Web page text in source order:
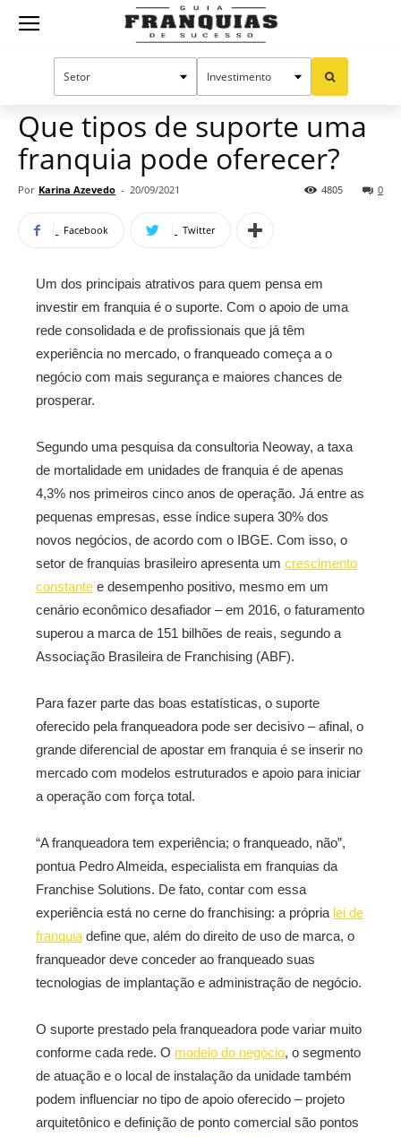
Guia
Dicas para franqueados
Que tipos de suporte uma
franquia pode oferecer?
Por Karina Azevedo - 20/09/2021 0
4805
Facebook Twitter
Um dos principais atrativos para quem pensa em
investir em franquia é o suporte. Com o apoio de uma
rede consolidada e de profissionais que já têm
experiência no mercado, o franqueado começa a o
negócio com mais segurança e maiores chances de
prosperar.
Segundo uma pesquisa da consultoria Neoway, a taxa
de mortalidade em unidades de franquia é de apenas
4,3% nos primeiros cinco anos de operação. Já entre as
pequenas empresas, esse índice supera 30% dos
novos negócios, de acordo com o IBGE. Com isso, o
setor de franquias brasileiro apresenta um crescimento
constante e desempenho positivo, mesmo em um
cenário econômico desafiador – em 2016, o faturamento
superou a marca de 151 bilhões de reais, segundo a
Associação Brasileira de Franchising (ABF).
Para fazer parte das boas estatísticas, o suporte
oferecido pela franqueadora pode ser decisivo – afinal, o
grande diferencial de apostar em franquia é se inserir no
mercado com modelos estruturados e apoio para iniciar
a operação com força total.
“A franqueadora tem experiência; o franqueado, não”,
pontua Pedro Almeida, especialista em franquias da
Franchise Solutions. De fato, contar com essa
experiência está no cerne do franchising: a própria lei de
franquia define que, além do direito de uso de marca, o
franqueador deve conceder ao franqueado suas
tecnologias de implantação e administração de negócio.
O suporte prestado pela franqueadora pode variar muito
conforme cada rede. O modelo do negócio, o segmento
de atuação e o local de instalação da unidade também
podem influenciar no tipo de apoio oferecido – projeto
arquitetônico e definição de ponto comercial são pontos